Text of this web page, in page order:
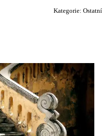
Kategorie: Ostatní